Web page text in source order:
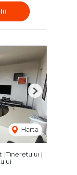
Harta
Next
Tineretului |